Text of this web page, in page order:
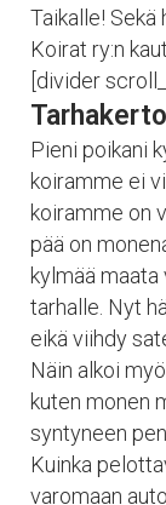
Taikalle! Sekä
Koirat ry:n
[divider
Pieni poikani
koiramme ei
koiramme on
pää on
kylmää
tarhalle. Nyt
eikä viihdy
Näin alkoi
kuten monen
syntyneen
Kuinka
varomaan